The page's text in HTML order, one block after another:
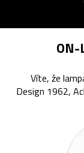
ON-
Víte, že
Design 1962,